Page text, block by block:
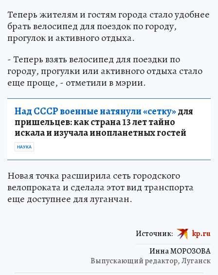
Теперь жителям и гостям города стало удобнее
брать велосипед для поездок по городу,
прогулок и активного отдыха.
- Теперь взять велосипед для поездки по
городу, прогулки или активного отдыха стало
еще проще, - отметили в мэрии.
Над СССР военные натянули «сетку»для
пришельцев: как страна 13 лет тайно
искала и изучала инопланетных гостей
НАУКА
Новая точка расширила сеть городского
велопроката и сделала этот вид транспорта
еще доступнее для луганчан.
Инна МОРОЗОВА
Выпускающий редактор, Луганск
Источник: kp.ru